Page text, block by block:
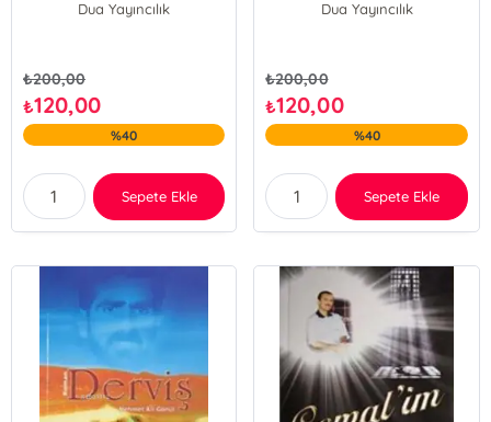
Dua Yayıncılık
₺200,00
₺120,00
%40
Sepete Ekle
Dua Yayıncılık
₺200,00
₺120,00
%40
Sepete Ekle